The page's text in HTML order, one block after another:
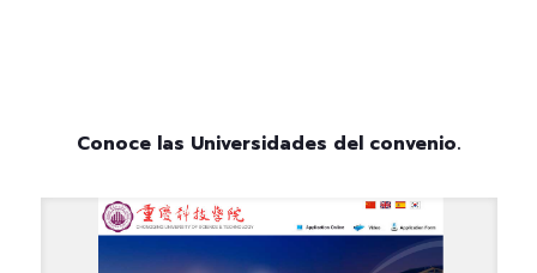
Conoce las Universidades del convenio.